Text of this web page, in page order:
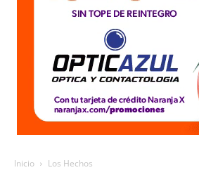
Inicio Los Hechos